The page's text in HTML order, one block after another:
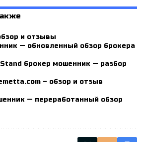
и отзывы
— обновленный обзор брокера
брокер мошенник — разбор
– обзор и отзыв
— переработанный обзор